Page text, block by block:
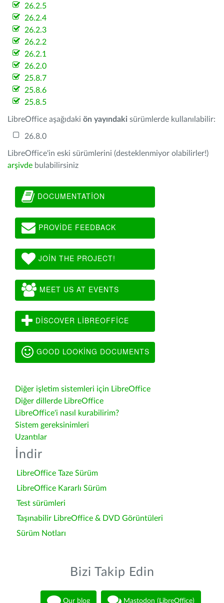
26.2.5
26.2.4
26.2.3
26.2.2
26.2.1
26.2.0
25.8.7
25.8.6
25.8.5
LibreOffice aşağıdaki ön yayındaki sürümlerde kullanılabilir:
26.8.0
LibreOffice'in eski sürümlerini (desteklenmiyor olabilirler!)
arşivde bulabilirsiniz
DOCUMENTATION
PROVIDE FEEDBACK
JOIN THE PROJECT!
MEET US AT EVENTS
DISCOVER LIBREOFFICE
GOOD LOOKING DOCUMENTS
Diğer işletim sistemleri için LibreOffice
Diğer dillerde LibreOffice
LibreOffice'i nasıl kurabilirim?
Sistem gereksinimleri
Uzantılar
İndir
LibreOffice Taze Sürüm
LibreOffice Kararlı Sürüm
Test sürümleri
Taşınabilir LibreOffice & DVD Görüntüleri
Sürüm Notları
Bizi Takip Edin
Our blog Mastodon (LibreOffice)